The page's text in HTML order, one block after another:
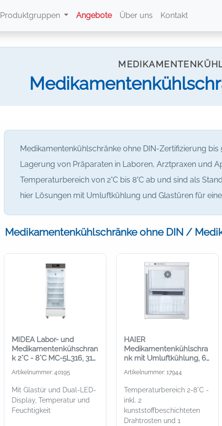
Produktgruppen Angebote Über uns Kontakt
Medikamentenkühlschränke ohne DIN-Zertifizierung
Lagerung von Präparaten in Laboren, Arztpraxen und
Temperaturbereich von 2°C bis 8°C ab und sind als
hier Lösungen mit Umluftkühlung und Glastüren für
Medikamentenkühlschränke ohne DIN /
MIDEA Labor- und
Medikamentenkühschran
k 2°C - 8°C MC-5L316, 316
Artikelnummer: 40195
Mit Glastür und Dual-LED-
Display, Temperatur und
Feuchtigkeit
HAIER
Medikamentenkühlschra
nk mit Umluftkühlung, 68
Liter, Untertischgerät mit
Glastür
Artikelnummer: 17944
Temperaturbereich 2-8°C -
inkl. 2
kunststoffbeschichteten
Drahtrosten und 1